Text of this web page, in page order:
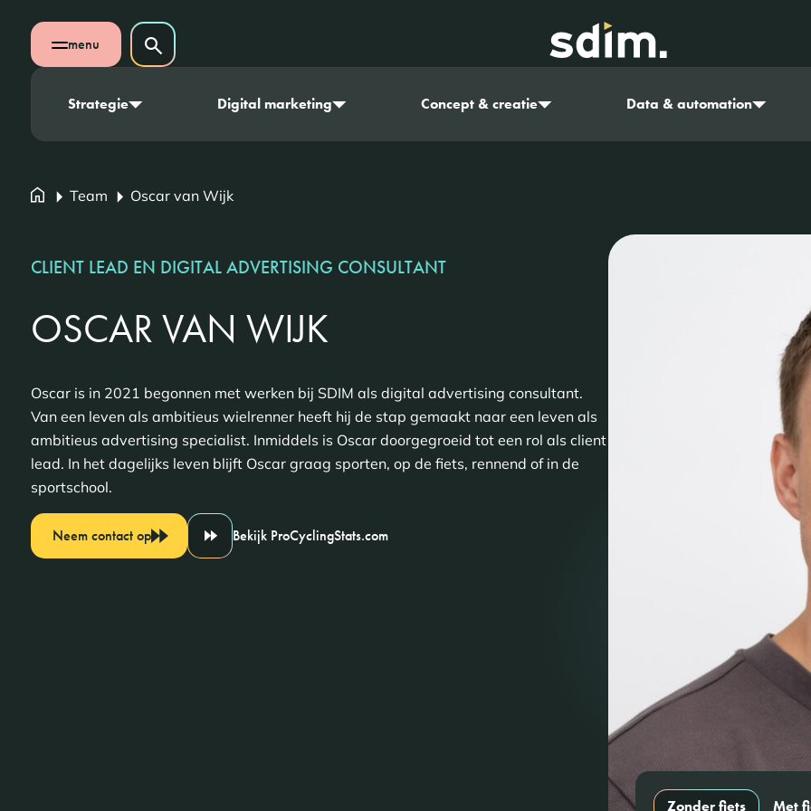
Navigatie overslaan
Open mobiel menu
menu Zoeken op website
Zoeken
Strategie Digital marketing Concept & creatie Data & automation
Team Oscar van Wijk
CLIENT LEAD EN DIGITAL ADVERTISING CONSULTANT
OSCAR VAN WIJK
Oscar is in 2021 begonnen met werken bij SDIM als digital advertising consultant.
Van een leven als ambitieus wielrenner heeft hij de stap gemaakt naar een leven als
ambitieus advertising specialist. Inmiddels is Oscar doorgegroeid tot een rol als client
lead. In het dagelijks leven blijft Oscar graag sporten, op de fiets, rennend of in de
sportschool.
Neem contact op Bekijk ProCyclingStats.com
Zonder fiets Met